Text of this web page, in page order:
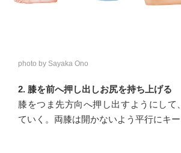
photo by Sayaka Ono
2. 膝を前へ押し出しお尻を持ち上げる
膝をつま先方向へ押し出すようにして
ていく。両膝は開かないよう平行にキー